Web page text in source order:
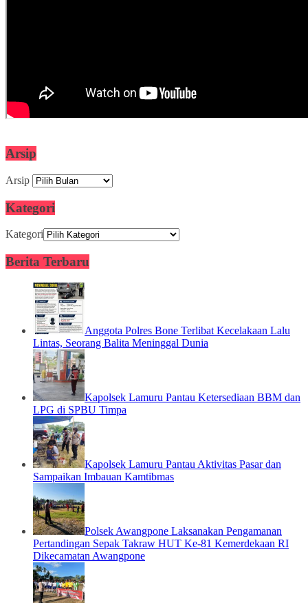
Arsip
Arsip
Kategori
Kategori
Berita Terbaru
Anggota Polres Bone Terlibat Kecelakaan Lalu
Lintas, Seorang Balita Meninggal Dunia
Kapolsek Lamuru Pantau Ketersediaan BBM dan
LPG di SPBU Timpa
Kapolsek Lamuru Pantau Aktivitas Pasar dan
Sampaikan Imbauan Kamtibmas
Polsek Awangpone Laksanakan Pengamanan
Pertandingan Sepak Takraw HUT Ke-81 Kemerdekaan RI
Dikecamatan Awangpone